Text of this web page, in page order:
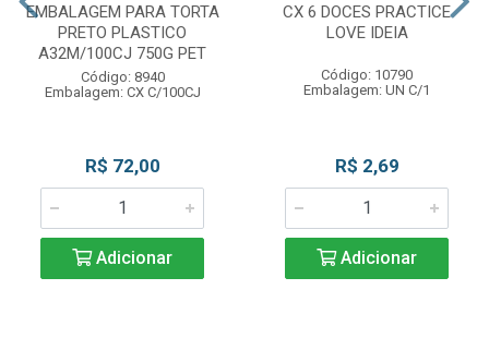
EMBALAGEM PARA TORTA
PRETO PLASTICO
A32M/100CJ 750G PET
Código: 8940
Embalagem: CX C/100CJ
R$ 72,00
Adicionar
CX 6 DOCES PRACTICE
LOVE IDEIA
Código: 10790
Embalagem: UN C/1
R$ 2,69
Adicionar